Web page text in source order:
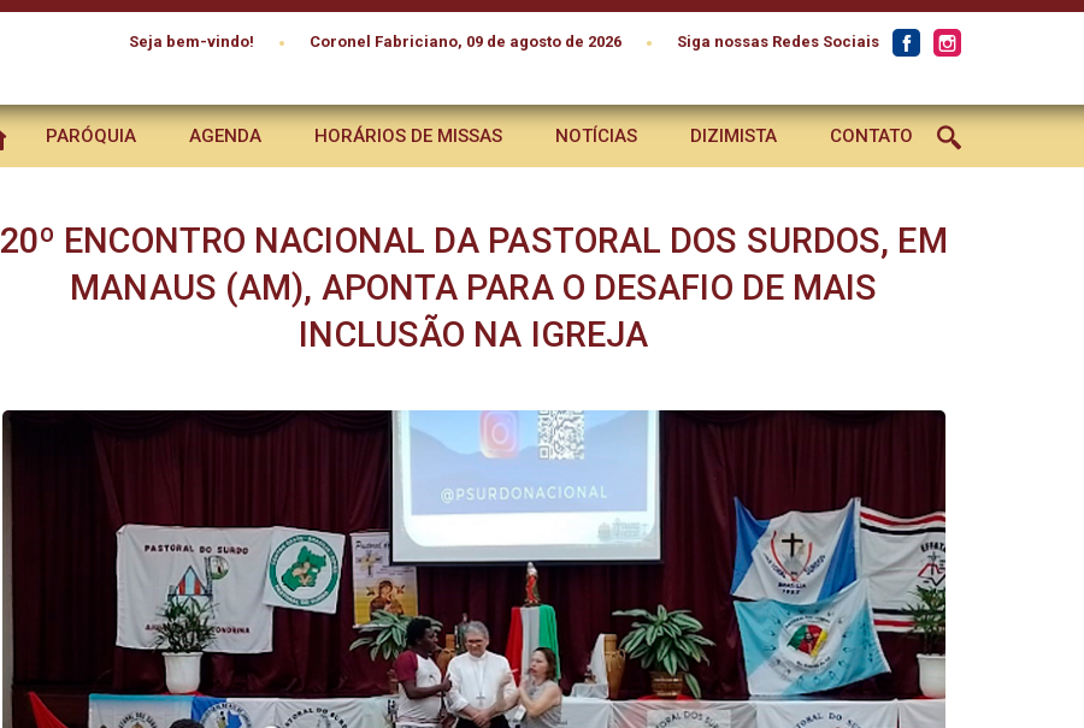
Seja bem-vindo! • Coronel Fabriciano, 09 de agosto de 2026 • Siga nossas Redes Sociais
PARÓQUIA AGENDA HORÁRIOS DE MISSAS NOTÍCIAS DIZIMISTA CONTATO
20º ENCONTRO NACIONAL DA PASTORAL DOS SURDOS, EM
MANAUS (AM), APONTA PARA O DESAFIO DE MAIS
INCLUSÃO NA IGREJA